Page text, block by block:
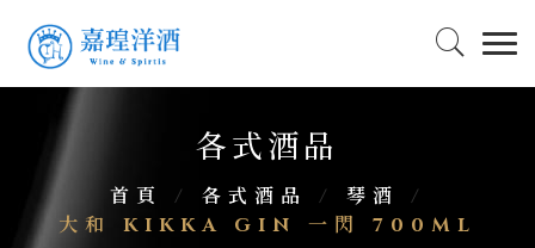
各式酒品
首頁 / 各式酒品 / 琴酒
/
大和 KIKKA GIN 一閃 700ML